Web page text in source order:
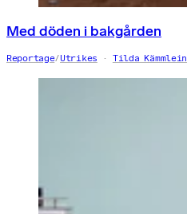
Med döden i bakgården
Reportage/Utrikes Tilda Kämmlein